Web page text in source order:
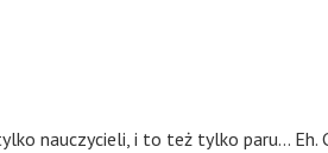
nauczycieli, i to też tylko paru… Eh.